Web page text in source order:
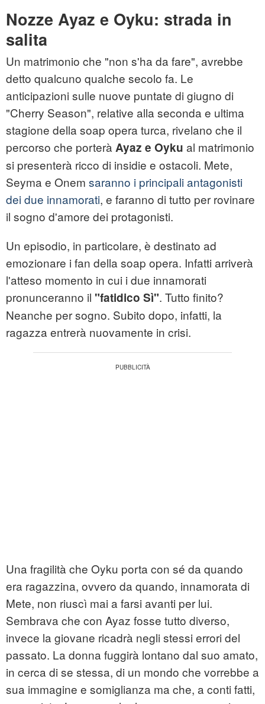
Nozze Ayaz e Oyku: strada in
salita
Un matrimonio che "non s'ha da fare", avrebbe
detto qualcuno qualche secolo fa. Le
anticipazioni sulle nuove puntate di giugno di
"Cherry Season", relative alla seconda e ultima
stagione della soap opera turca, rivelano che il
percorso che porterà Ayaz e Oyku al matrimonio
si presenterà ricco di insidie e ostacoli. Mete,
Seyma e Onem saranno i principali antagonisti
dei due innamorati, e faranno di tutto per rovinare
il sogno d'amore dei protagonisti.
Un episodio, in particolare, è destinato ad
emozionare i fan della soap opera. Infatti arriverà
l'atteso momento in cui i due innamorati
pronunceranno il "fatidico Sì". Tutto finito?
Neanche per sogno. Subito dopo, infatti, la
ragazza entrerà nuovamente in crisi.
Una fragilità che Oyku porta con sé da quando
era ragazzina, ovvero da quando, innamorata di
Mete, non riuscì mai a farsi avanti per lui.
Sembrava che con Ayaz fosse tutto diverso,
invece la giovane ricadrà negli stessi errori del
passato. La donna fuggirà lontano dal suo amato,
in cerca di se stessa, di un mondo che vorrebbe a
sua immagine e somiglianza ma che, a conti fatti,